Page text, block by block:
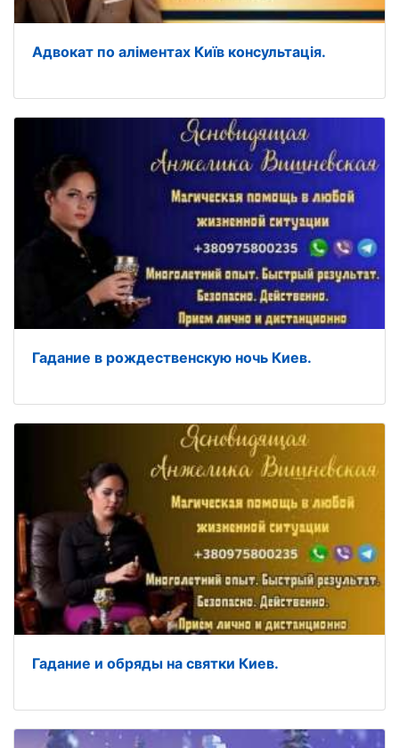
Адвокат по аліментах Київ консультація.
Гадание в рождественскую ночь Киев.
Гадание и обряды на святки Киев.